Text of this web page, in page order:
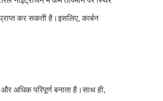
कर सकती है।इसलिए, कार्बन
अधिक परिपूर्ण बनाता है।साथ ही,